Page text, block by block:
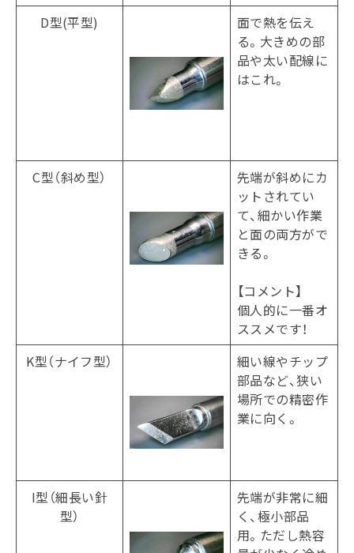
D型(平型)
面で熱を伝え
る。大きめの部
品や太い配線に
はこれ。
C型（斜め型）
先端が斜めにカ
ットされてい
て、細かい作業
と面の両方がで
きる。
【コメント】
個人的に一番オ
ススメです！
K型（ナイフ型）
細い線やチップ
部品など、狭い
場所での精密作
業に向く。
I型（細長い針
型）
先端が非常に細
く、極小部品
用。ただし熱容